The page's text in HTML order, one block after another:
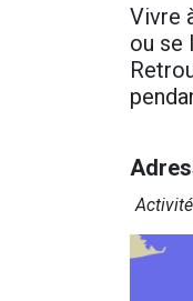
Vivre
ou se